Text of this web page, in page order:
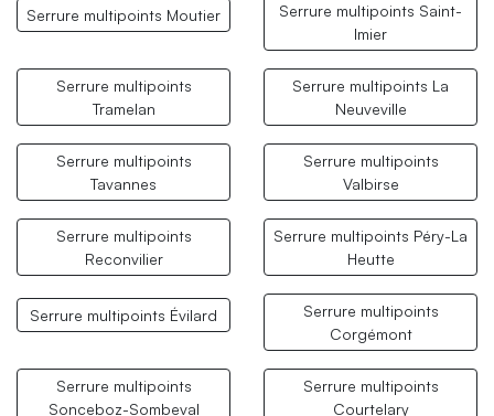
Serrure multipoints Moutier
Serrure multipoints Saint-
Imier
Serrure multipoints
Tramelan
Serrure multipoints La
Neuveville
Serrure multipoints
Tavannes
Serrure multipoints
Valbirse
Serrure multipoints
Reconvilier
Serrure multipoints Péry-La
Heutte
Serrure multipoints Évilard
Serrure multipoints
Corgémont
Serrure multipoints
Sonceboz-Sombeval
Serrure multipoints
Courtelary